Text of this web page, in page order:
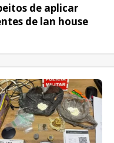
de aplicar
de lan house